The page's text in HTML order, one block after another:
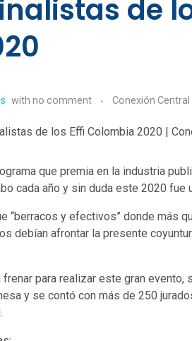
de
with no comment Conexión Central
que premia en la industria
cada año y sin duda este 2020 fue
“berracos y efectivos” donde más
debían afrontar la presente
para realizar este gran evento,
y se contó con más de 250